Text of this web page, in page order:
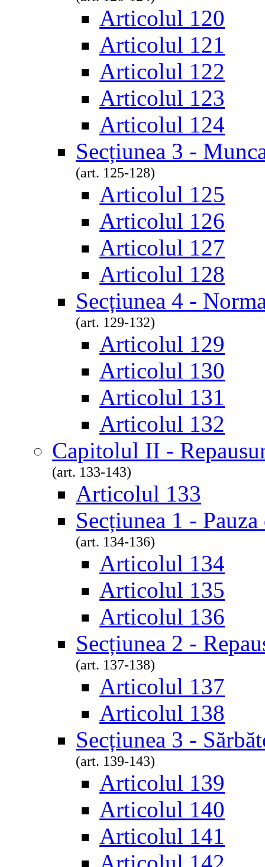
Articolul 120
Articolul 121
Articolul 122
Articolul 123
Articolul 124
Secțiunea 3 -
(art. 125-128)
Articolul 125
Articolul 126
Articolul 127
Articolul 128
Secțiunea 4 -
(art. 129-132)
Articolul 129
Articolul 130
Articolul 131
Articolul 132
Capitolul II -
(art. 133-143)
Articolul 133
Secțiunea 1 -
(art. 134-136)
Articolul 134
Articolul 135
Articolul 136
Secțiunea 2 -
(art. 137-138)
Articolul 137
Articolul 138
Secțiunea 3 -
(art. 139-143)
Articolul 139
Articolul 140
Articolul 141